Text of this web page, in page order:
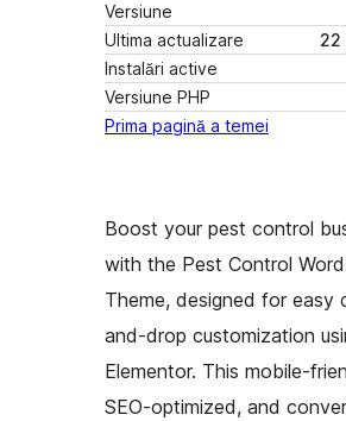
Versiune
Ultima actualizare
22
Instalări active
Versiune PHP
Prima pagină a temei
Boost your pest control
with the Pest Control
Theme, designed for easy
and-drop customization
Elementor. This mobile-
SEO-optimized, and